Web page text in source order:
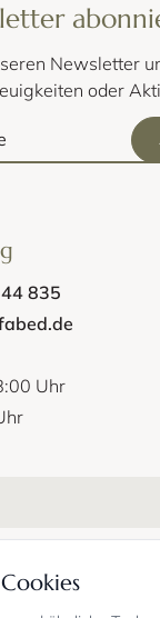
Newsletter
oder
835
Uhr